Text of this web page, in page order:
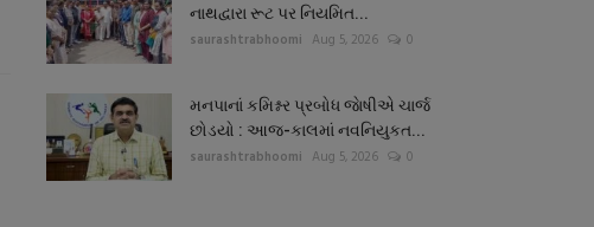
નાથદ્વારા રૂટ પર નિયમિત...
saurashtrabhoomi Aug 5, 2026 0
મનપાનાં કમિશ્નર પ્રબોધ જાેષીએ ચાર્જ
છોડયો : આજ-કાલમાં નવનિયુકત...
saurashtrabhoomi Aug 5, 2026 0